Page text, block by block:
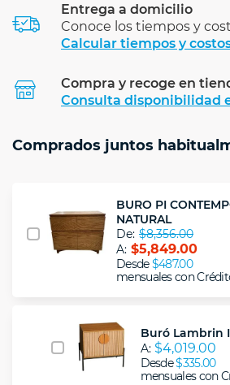
Entrega a domicilio
Conoce los tiempos y
Calcular tiempos y
Compra y recoge en
Consulta disponibilidad
Comprados juntos
BURO PI
NATURAL
De: $8,356.00
A: $5,849.00
Desde$487.00
mensuales con
Buró Lambrin
A: $4,019.00
Desde$335.00
mensuales con